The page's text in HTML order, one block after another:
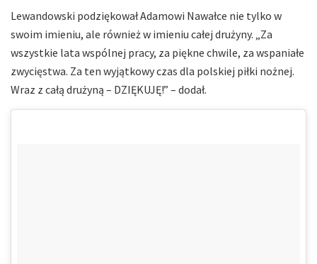
Lewandowski podziękował Adamowi Nawałce nie tylko w
swoim imieniu, ale również w imieniu całej drużyny. „Za
wszystkie lata wspólnej pracy, za piękne chwile, za wspaniałe
zwycięstwa. Za ten wyjątkowy czas dla polskiej piłki nożnej.
Wraz z całą drużyną – DZIĘKUJĘ!” – dodał.